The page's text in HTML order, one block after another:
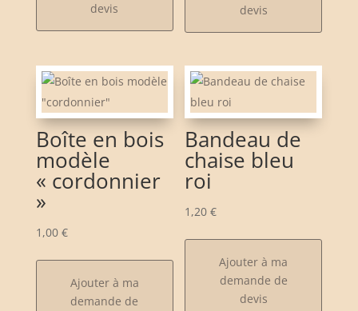
devis
devis
Boîte en bois
modèle
« cordonnier
»
1,00 €
Ajouter à ma
demande de
Bandeau de
chaise bleu
roi
1,20€
Ajouter à ma
demande de
devis